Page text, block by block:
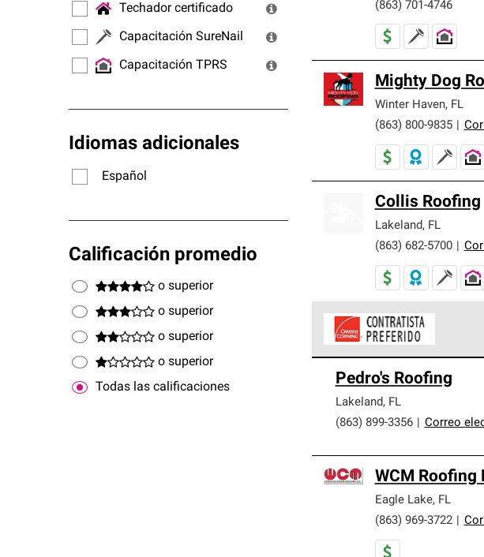
Techador certificado
Capacitación SureNail
Capacitación TPRS
Idiomas adicionales
Español
Calificación promedio
o superior
o superior
o superior
o superior
Todas las calificaciones
(863) 701-4746
Mighty Dog
Winter Haven, FL
(863) 800-9835
Collis Roofing
Lakeland , FL
(863) 682-5700
cumplen con altos
Pedro's Roofing
Lakeland , FL
(863) 899-3356
Correo
WCM Roofing
Eagle Lake, FL
(863) 969-3722